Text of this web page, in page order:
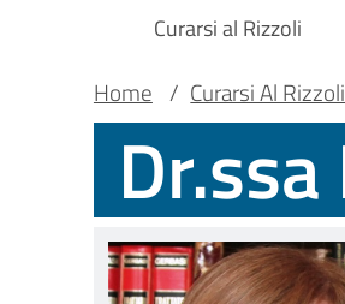
Main
Curarsi al Rizzoli
Main container
Briciole
pane
Home / Curarsi Al Rizzoli